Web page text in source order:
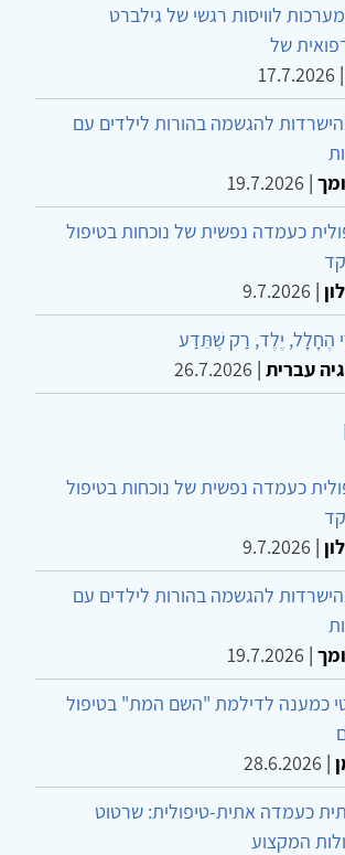
לוויסות רגשי של גילברט
של
|
17.7.2026
להגשמה בהורות לילדים עם
|
19.7.2026
כעמדה נפשית של נוכחות בטיפול
|
9.7.2026
הֶחָלָל, יֶלֶד, רַק שֶׁתֵּדַע
עברית |
26.7.2026
כעמדה נפשית של נוכחות בטיפול
|
9.7.2026
להגשמה בהורות לילדים עם
|
19.7.2026
כמענה לדילמת "השם המת" בטיפול
|
28.6.2026
כעמדה אתית-טיפולית: שרטוט
המקצוע